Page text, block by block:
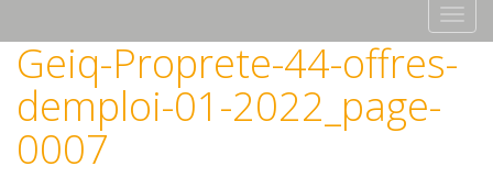
Geiq-Proprete-44-offres-
demploi-01-2022_page-
0007